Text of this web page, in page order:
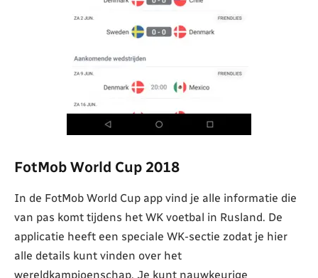
FotMob World Cup 2018
In de FotMob World Cup app vind je alle informatie die
van pas komt tijdens het WK voetbal in Rusland. De
applicatie heeft een speciale WK-sectie zodat je hier
alle details kunt vinden over het
wereldkampioenschap. Je kunt nauwkeurige